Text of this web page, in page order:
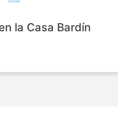
la Casa Bardín